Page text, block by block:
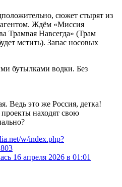
сюжет стырят из
Ждём «Миссия
Трамвая Навсегда» (Трам
мстить). Запас носовых
бутылками водки. Без
Ведь это же Россия, детка!
находят свою
w/index.php?
16 апреля 2026 в 01:01